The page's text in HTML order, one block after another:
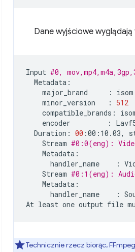
Dane wyjściowe wyglądają
Input #0,
major_brand
:
minor_version
:
512
compatible_brands:
encoder
:
Duration: 00 :00:10.03,
Stream #0:0(eng):
handler_name
:
Stream #0:1(eng):
handler_name
:
At least one output file
Technicznie rzecz biorąc,